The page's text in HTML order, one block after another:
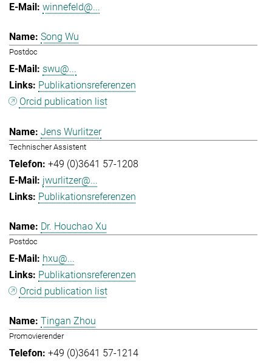
winnefeld@...
Song Wu
Postdoc
swu@...
Publikationsreferenzen
Orcid publication list
Jens Wurlitzer
Technischer Assistent
+49 (0)3641 57-1208
jwurlitzer@...
Publikationsreferenzen
Dr. Houchao Xu
Postdoc
hxu@...
Publikationsreferenzen
Orcid publication list
Tingan Zhou
Promovierender
+49 (0)3641 57-1214